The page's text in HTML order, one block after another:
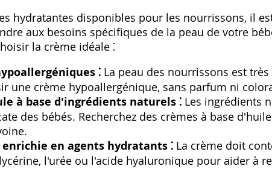
hydratantes disponibles pour les nourrissons, il
aux besoins spécifiques de la peau de votre
la crème idéale ⁚
⁚ La peau des nourrissons est
une crème hypoallergénique, sans parfum ni
à base d'ingrédients naturels ⁚ Les ingrédients
des bébés. Recherchez des crèmes à base
en agents hydratants ⁚ La crème doit
l'urée ou l'acide hyaluronique pour aider à